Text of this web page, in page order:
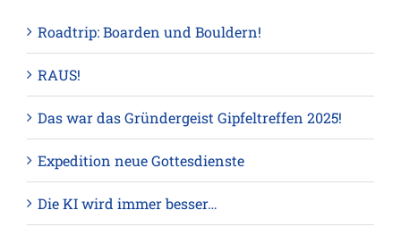
Roadtrip: Boarden und Bouldern!
RAUS!
Das war das Gründergeist Gipfeltreffen 2025!
Expedition neue Gottesdienste
Die KI wird immer besser…